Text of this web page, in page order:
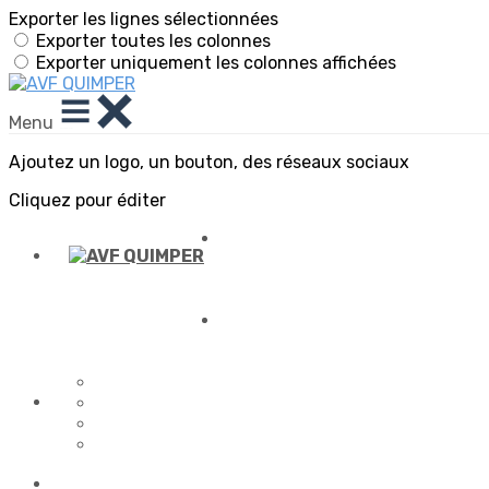
Exporter les lignes sélectionnées
Exporter toutes les colonnes
Exporter uniquement les colonnes affichées
Menu
Ajoutez un logo, un bouton, des réseaux sociaux
Cliquez pour éditer